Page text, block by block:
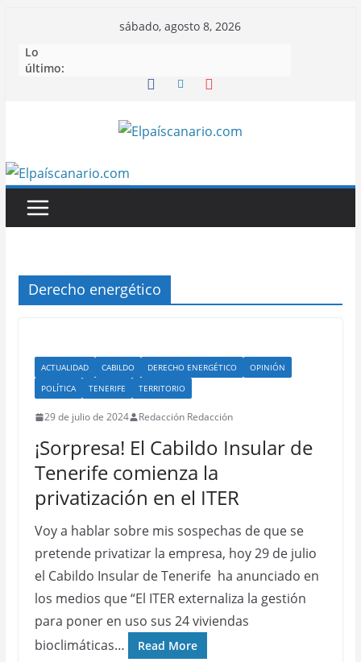
contenido
sábado, agosto 8, 2026
Lo
último:
Derecho energético
ACTUALIDAD CABILDO DERECHO ENERGÉTICO
OPINIÓN
POLÍTICA
TENERIFE TERRITORIO
29 de julio de 2024 Redacción Redacción
¡Sorpresa! El Cabildo Insular de
Tenerife comienza la
privatización en el ITER
Voy a hablar sobre mis sospechas de que se
pretende privatizar la empresa, hoy 29 de julio
el Cabildo Insular de Tenerife ha anunciado en
los medios que “El ITER externaliza la gestión
para poner en uso sus 24 viviendas
bioclimáticas…
Read More